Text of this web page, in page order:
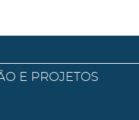
E PROJETOS